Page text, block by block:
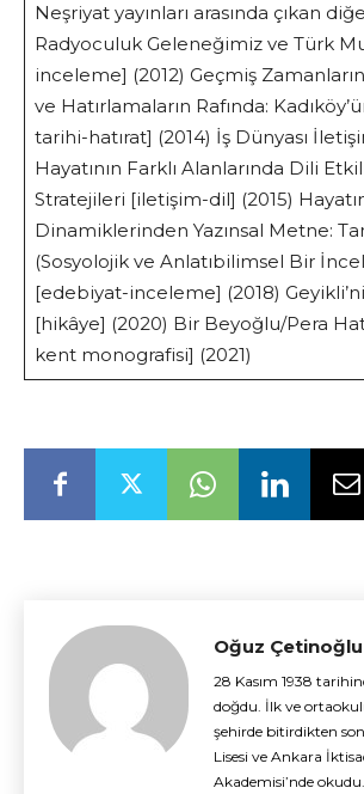
Neşriyat yayınları arasında çıkan
Radyoculuk Geleneğimiz ve Türk
inceleme] (2012) Geçmiş
ve Hatırlamaların Rafında:
tarihi-hatırat] (2014) İş Dünyası
Hayatının Farklı Alanlarında Dili
Stratejileri [iletişim-dil] (2015)
Dinamiklerinden Yazınsal Metne:
(Sosyolojik ve Anlatıbilimsel Bir
[edebiyat-inceleme] (2018)
[hikâye] (2020) Bir Beyoğlu/Pera
kent monografisi] (2021)
Oğuz Çetinoğlu
28 Kasım 1938
doğdu. İlk ve
şehirde bitirdikten
Lisesi ve Ankara
Akademisi’nde